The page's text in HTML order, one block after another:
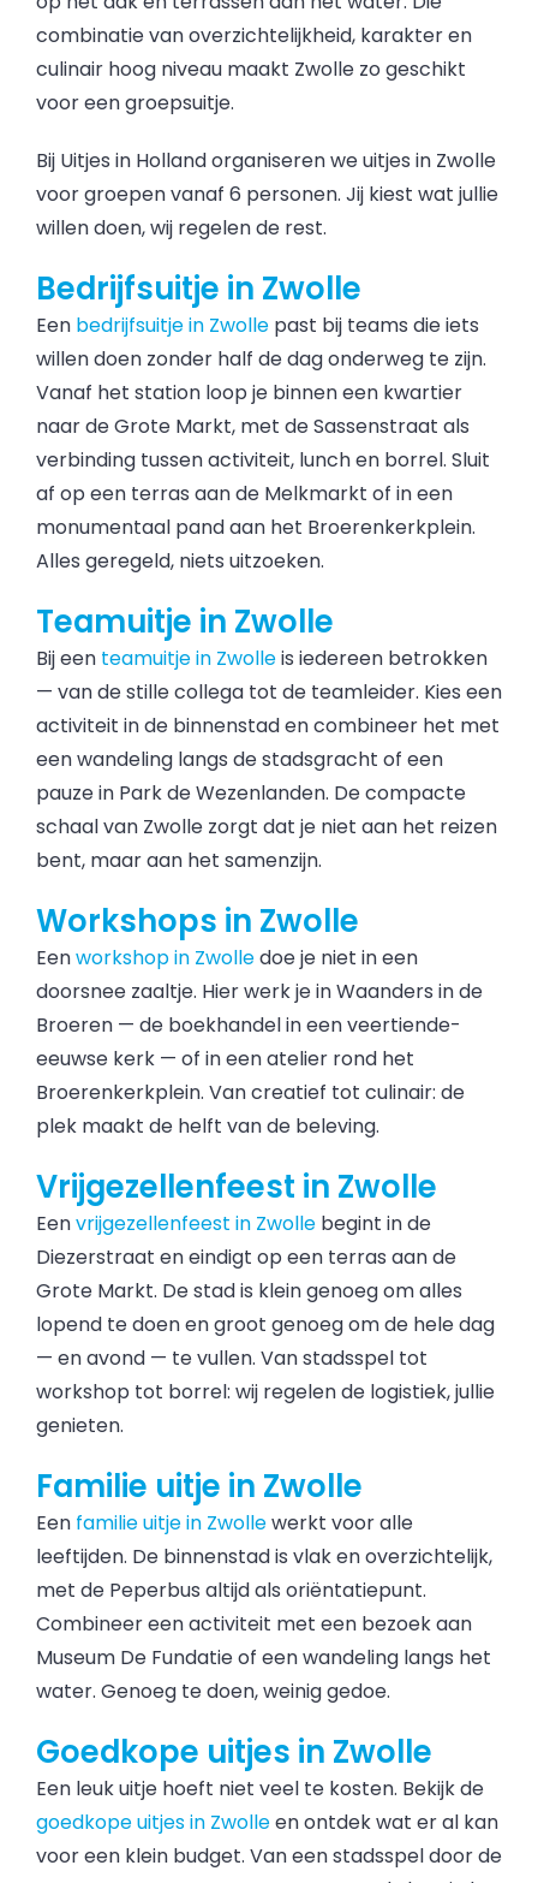
combinatie van overzichtelijkheid, karakter en
culinair hoog niveau maakt Zwolle zo geschikt
voor een groepsuitje.
Bij Uitjes in Holland organiseren we uitjes in Zwolle
voor groepen vanaf 6 personen. Jij kiest wat jullie
willen doen, wij regelen de rest.
Bedrijfsuitje in Zwolle
Een bedrijfsuitje in Zwolle past bij teams die iets
willen doen zonder half de dag onderweg te zijn.
Vanaf het station loop je binnen een kwartier
naar de Grote Markt, met de Sassenstraat als
verbinding tussen activiteit, lunch en borrel. Sluit
af op een terras aan de Melkmarkt of in een
monumentaal pand aan het Broerenkerkplein.
Alles geregeld, niets uitzoeken.
Teamuitje in Zwolle
Bij een teamuitje in Zwolleis iedereen betrokken
— van de stille collega tot de teamleider. Kies een
activiteit in de binnenstad en combineer het met
een wandeling langs de stadsgracht of een
pauze in Park de Wezenlanden. De compacte
schaal van Zwolle zorgt dat je niet aan het reizen
bent, maar aan het samenzijn.
Workshops in Zwolle
Eenworkshop in Zwolledoe je niet in een
doorsnee zaaltje. Hier werk je in Waanders in de
Broeren — de boekhandel in een veertiende-
eeuwse kerk — of in een atelier rond het
Broerenkerkplein. Van creatief tot culinair: de
plek maakt de helft van de beleving.
Vrijgezellenfeest in Zwolle
Eenvrijgezellenfeest in Zwolle begint in de
Diezerstraat en eindigt op een terras aan de
Grote Markt. De stad is klein genoeg om alles
lopend te doen en groot genoeg om de hele dag
— en avond — te vullen. Van stadsspel tot
workshop tot borrel: wij regelen de logistiek, jullie
genieten.
Familie uitje in Zwolle
Een familie uitje in Zwollewerkt voor alle
leeftijden. De binnenstad is vlak en overzichtelijk,
met de Peperbus altijd als oriëntatiepunt.
Combineer een activiteit met een bezoek aan
Museum De Fundatie of een wandeling langs het
water. Genoeg te doen, weinig gedoe.
Goedkope uitjes in Zwolle
Een leuk uitje hoeft niet veel te kosten. Bekijk de
goedkope uitjes in Zwolleen ontdek wat er al kan
voor een klein budget. Van een stadsspel door de